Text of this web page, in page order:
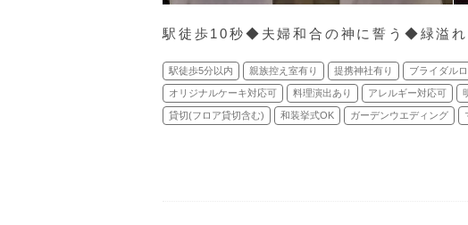
駅徒歩10秒◆夫婦和合の神に誓う◆緑溢れ
駅徒歩5分以内 親族控え室有り 提携神社有り ブライダル
オリジナルケーキ対応可 料理演出あり アレルギー対応可
貸切(フロア貸切含む) 和装挙式OK ガーデンウエディング